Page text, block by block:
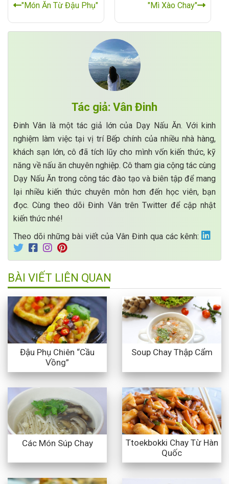
"Món Ăn Từ Đậu Phụ"
"Mì Xào Chay"
Tác giả: Vân Đinh
Đinh Vân là một tác giả lớn của Dạy Nấu Ăn. Với kinh
nghiệm làm việc tại vị trí Bếp chính của nhiều nhà hàng,
khách sạn lớn, cô đã tích lũy cho mình vốn kiến thức, kỹ
năng về nấu ăn chuyên nghiệp. Cô tham gia cộng tác cùng
Dạy Nấu Ăn trong công tác đào tạo và biên tập để mang
lại nhiều kiến thức chuyên môn hơn đến học viên, bạn
đọc. Cùng theo dõi Đinh Vân trên Twitter để cập nhật
kiến thức nhé!
Theo dõi những bài viết của Vân Đinh qua các kênh:
BÀI VIẾT LIÊN QUAN
Đậu Phụ Chiên “Cầu
Vồng”
Soup Chay Thập Cẩm
Các Món Súp Chay
Ttoekbokki Chay Từ Hàn
Quốc